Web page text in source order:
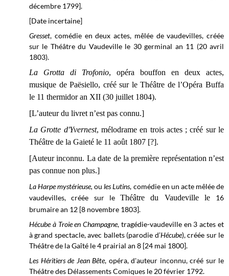
décembre 1799].
[Date incertaine]
Gresset, comédie en deux actes, mêlée de vaudevilles, créée
sur le Théâtre du Vaudeville le 30 germinal an 11 (20 avril
1803).
La Grotta di Trofonio, opéra bouffon en deux actes,
musique de Paësiello, créé sur leThéâtre de l’Opéra Buffa
le 11 thermidor an XII (30 juillet 1804).
[L’auteur du livret n’est pas connu.]
La Grotte d'Yvernest, mélodrame en trois actes ; créé sur le
Théâtre de la Gaieté le 11 août 1807 [?].
[Auteur inconnu. La date de la première représentation n’est
pas connue non plus.]
La Harpe mystérieuse,ou les Lutins, comédie en un acte mêlée de
vaudevilles, créée sur le Théâtre du Vaudeville le 16
brumaire an 12 [8 novembre 1803].
Hécube à Troie en Champagne, tragédie-vaudeville en 3 actes et
à grand spectacle, avec ballets (parodie d’Hécube), créée sur le
Théâtre de la Gaîté le 4 prairial an 8 [24 mai 1800].
Les Héritiers de Jean Bête, opéra, d'auteur inconnu, créé sur le
Théâtre des Délassements Comiques le 20 février 1792.